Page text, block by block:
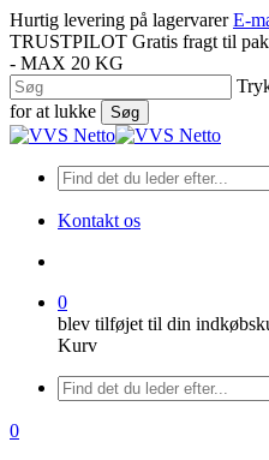
Spring
til
hovedindhold
Hurtig levering på lagervarer E-
TRUSTPILOT Gratis fragt til
- MAX 20 KG
for at lukke
Søg
Luk
Kontakt os
0
blev tilføjet til din
Kurv
Menu
søge
0